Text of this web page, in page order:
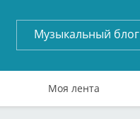
Музыкальный блог
Моя лента